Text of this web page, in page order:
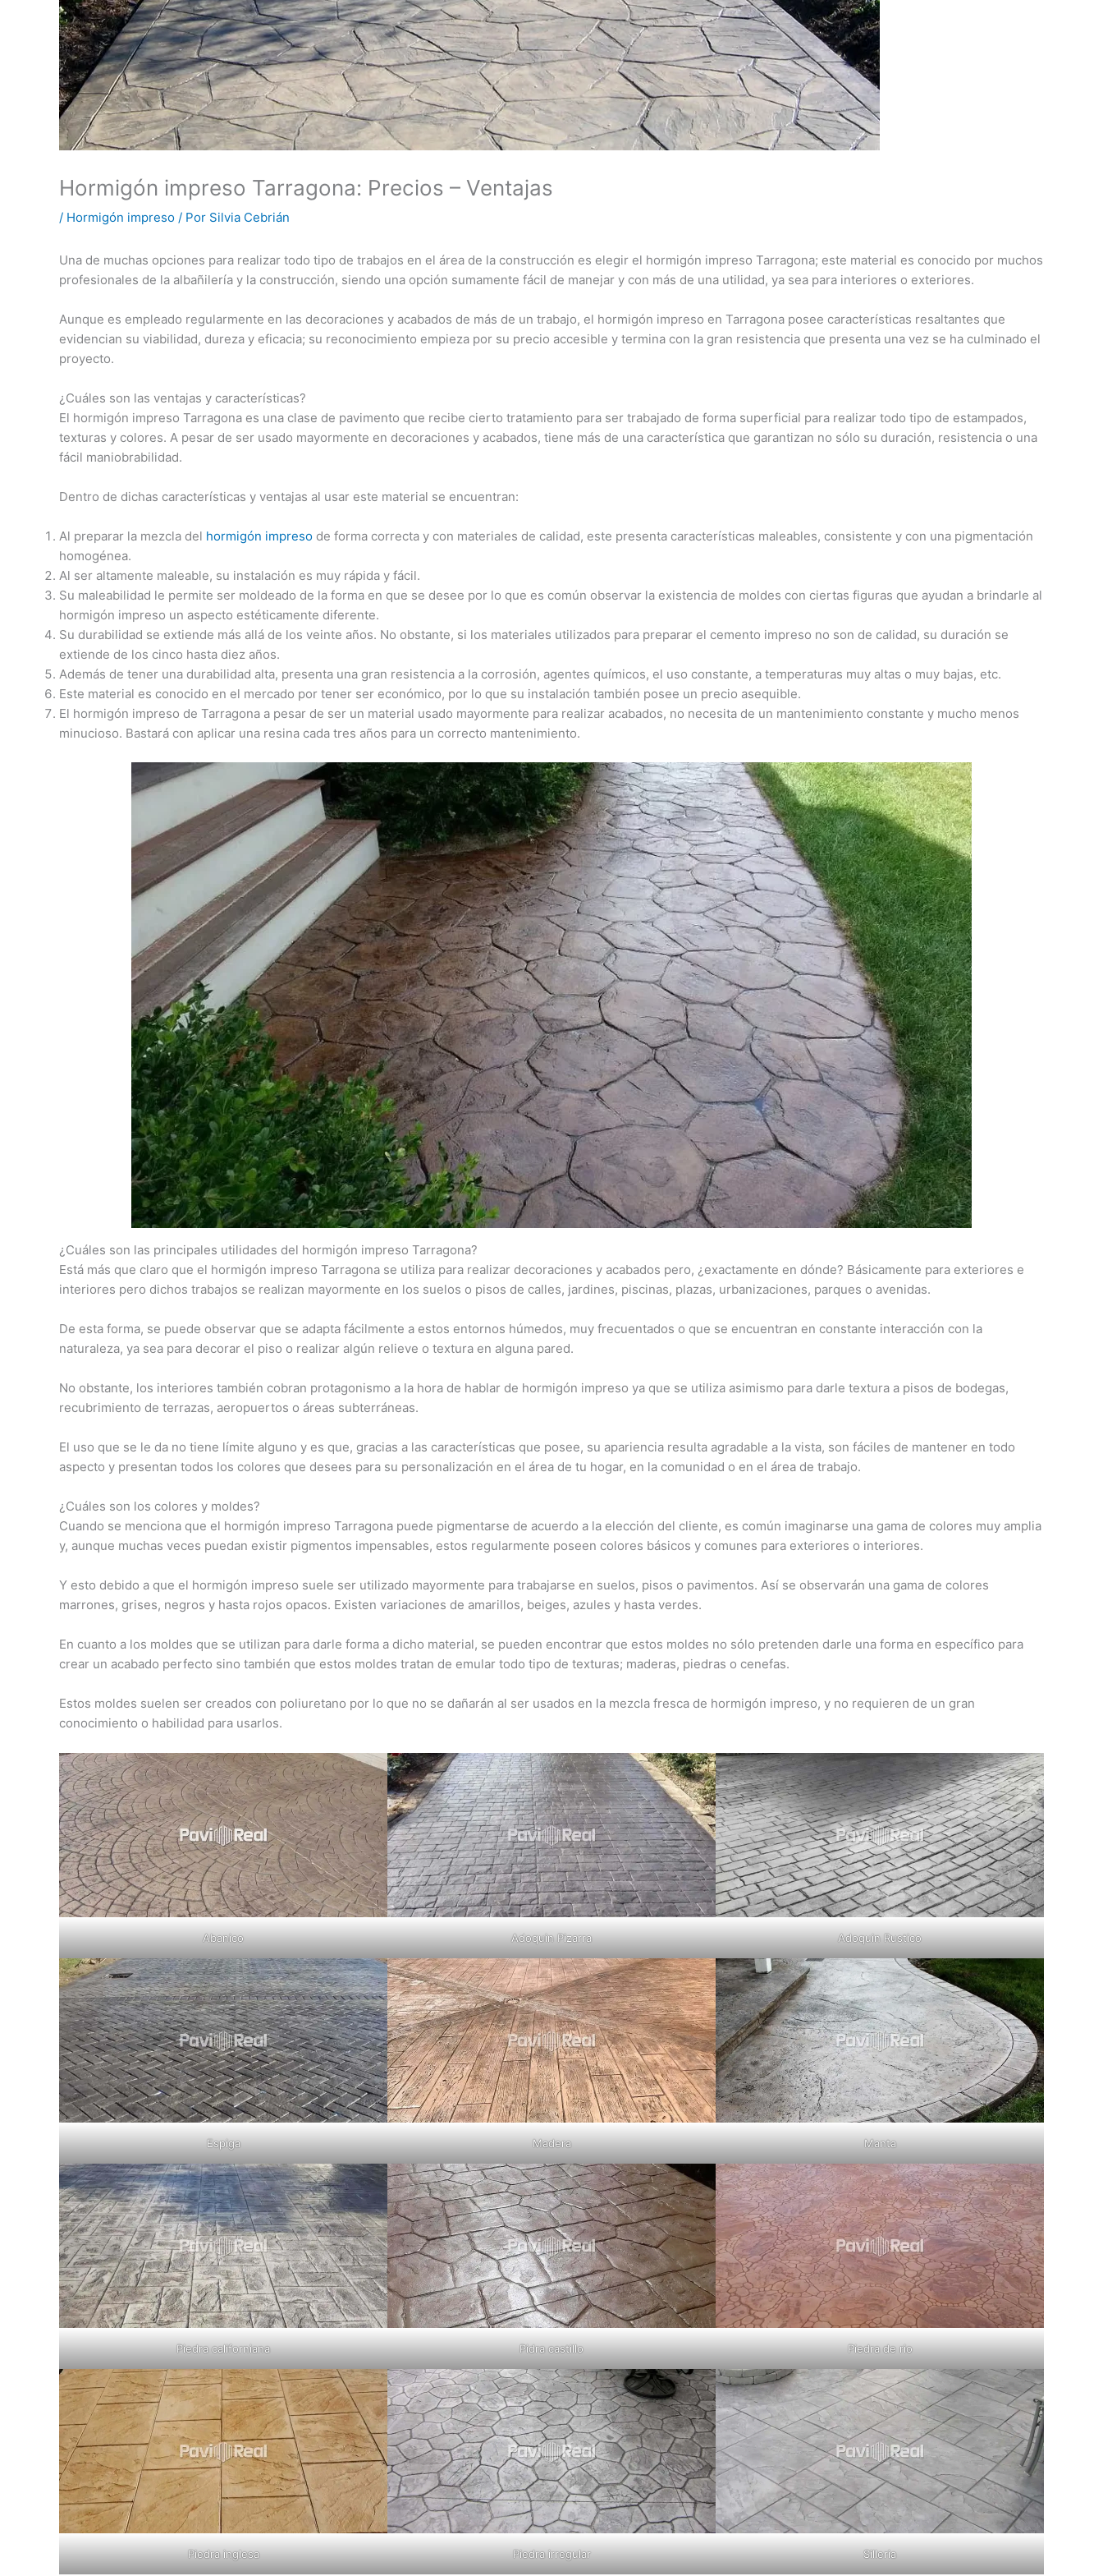
Hormigón impreso Tarragona: Precios – Ventajas
/ Hormigón impreso / Por Silvia Cebrián
Una de muchas opciones para realizar todo tipo de trabajos en el área de la construcción es elegir el hormigón impreso Tarragona; este material es conocido por muchos
profesionales de la albañilería y la construcción, siendo una opción sumamente fácil de manejar y con más de una utilidad, ya sea para interiores o exteriores.
Aunque es empleado regularmente en las decoraciones y acabados de más de un trabajo, el hormigón impreso en Tarragona posee características resaltantes que
evidencian su viabilidad, dureza y eficacia; su reconocimiento empieza por su precio accesible y termina con la gran resistencia que presenta una vez se ha culminado el
proyecto.
¿Cuáles son las ventajas y características?
El hormigón impreso Tarragona es una clase de pavimento que recibe cierto tratamiento para ser trabajado de forma superficial para realizar todo tipo de estampados,
texturas y colores. A pesar de ser usado mayormente en decoraciones y acabados, tiene más de una característica que garantizan no sólo su duración, resistencia o una
fácil maniobrabilidad.
Dentro de dichas características y ventajas al usar este material se encuentran:
Al preparar la mezcla del hormigón impreso de forma correcta y con materiales de calidad, este presenta características maleables, consistente y con una pigmentación
homogénea.
Al ser altamente maleable, su instalación es muy rápida y fácil.
Su maleabilidad le permite ser moldeado de la forma en que se desee por lo que es común observar la existencia de moldes con ciertas figuras que ayudan a brindarle al
hormigón impreso un aspecto estéticamente diferente.
Su durabilidad se extiende más allá de los veinte años. No obstante, si los materiales utilizados para preparar el cemento impreso no son de calidad, su duración se
extiende de los cinco hasta diez años.
Además de tener una durabilidad alta, presenta una gran resistencia a la corrosión, agentes químicos, el uso constante, a temperaturas muy altas o muy bajas, etc.
Este material es conocido en el mercado por tener ser económico, por lo que su instalación también posee un precio asequible.
El hormigón impreso de Tarragona a pesar de ser un material usado mayormente para realizar acabados, no necesita de un mantenimiento constante y mucho menos
minucioso. Bastará con aplicar una resina cada tres años para un correcto mantenimiento.
¿Cuáles son las principales utilidades del hormigón impreso Tarragona?
Está más que claro que el hormigón impreso Tarragona se utiliza para realizar decoraciones y acabados pero, ¿exactamente en dónde? Básicamente para exteriores e
interiores pero dichos trabajos se realizan mayormente en los suelos o pisos de calles, jardines, piscinas, plazas, urbanizaciones, parques o avenidas.
De esta forma, se puede observar que se adapta fácilmente a estos entornos húmedos, muy frecuentados o que se encuentran en constante interacción con la
naturaleza, ya sea para decorar el piso o realizar algún relieve o textura en alguna pared.
No obstante, los interiores también cobran protagonismo a la hora de hablar de hormigón impreso ya que se utiliza asimismo para darle textura a pisos de bodegas,
recubrimiento de terrazas, aeropuertos o áreas subterráneas.
El uso que se le da no tiene límite alguno y es que, gracias a las características que posee, su apariencia resulta agradable a la vista, son fáciles de mantener en todo
aspecto y presentan todos los colores que desees para su personalización en el área de tu hogar, en la comunidad o en el área de trabajo.
¿Cuáles son los colores y moldes?
Cuando se menciona que el hormigón impreso Tarragona puede pigmentarse de acuerdo a la elección del cliente, es común imaginarse una gama de colores muy amplia
y, aunque muchas veces puedan existir pigmentos impensables, estos regularmente poseen colores básicos y comunes para exteriores o interiores.
Y esto debido a que el hormigón impreso suele ser utilizado mayormente para trabajarse en suelos, pisos o pavimentos. Así se observarán una gama de colores
marrones, grises, negros y hasta rojos opacos. Existen variaciones de amarillos, beiges, azules y hasta verdes.
En cuanto a los moldes que se utilizan para darle forma a dicho material, se pueden encontrar que estos moldes no sólo pretenden darle una forma en específico para
crear un acabado perfecto sino también que estos moldes tratan de emular todo tipo de texturas; maderas, piedras o cenefas.
Estos moldes suelen ser creados con poliuretano por lo que no se dañarán al ser usados en la mezcla fresca de hormigón impreso, y no requieren de un gran
conocimiento o habilidad para usarlos.
Abanico Adoquin Pizarra Adoquin Rustico
Espiga Madera Manta
Piedra californiana Pidra castillo Piedra de rio
Piedra inglesa Piedra irregular Silleria